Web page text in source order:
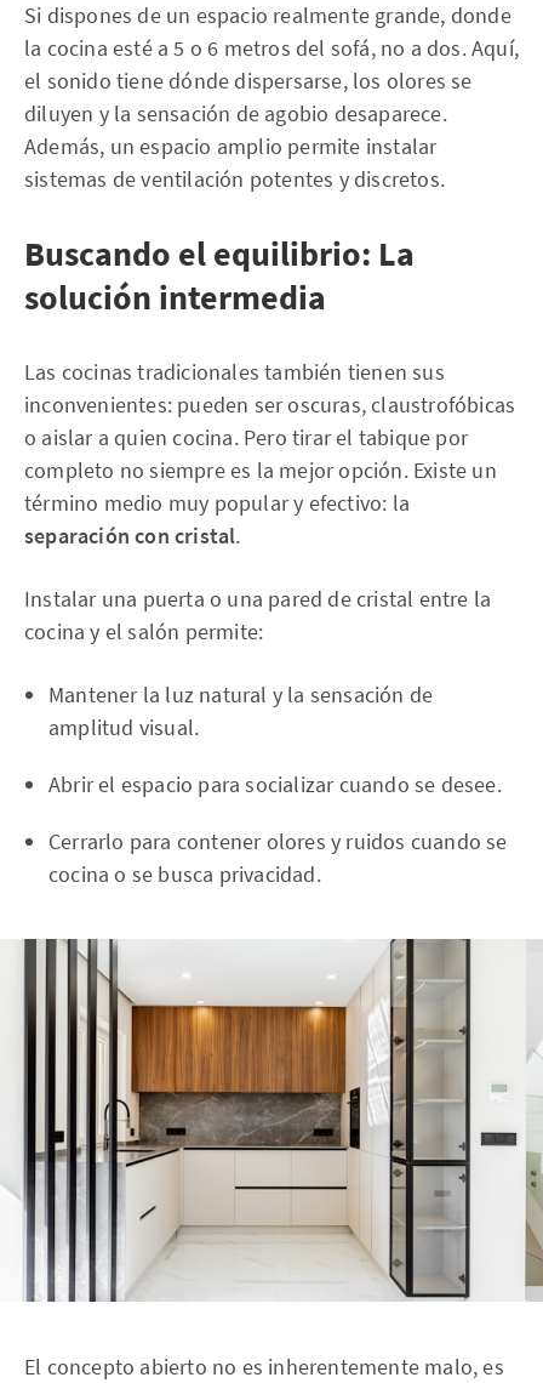
Si dispones de un espacio realmente grande, donde
la cocina esté a 5 o 6 metros del sofá, no a dos. Aquí,
el sonido tiene dónde dispersarse, los olores se
diluyen y la sensación de agobio desaparece.
Además, un espacio amplio permite instalar
sistemas de ventilación potentes y discretos.
Buscando el equilibrio: La
solución intermedia
Las cocinas tradicionales también tienen sus
inconvenientes: pueden ser oscuras, claustrofóbicas
o aislar a quien cocina. Pero tirar el tabique por
completo no siempre es la mejor opción. Existe un
término medio muy popular y efectivo: la
separación con cristal.
Instalar una puerta o una pared de cristal entre la
cocina y el salón permite:
Mantener la luz natural y la sensación de
amplitud visual.
Abrir el espacio para socializar cuando se desee.
Cerrarlo para contener olores y ruidos cuando se
cocina o se busca privacidad.
El concepto abierto no es inherentemente malo, es